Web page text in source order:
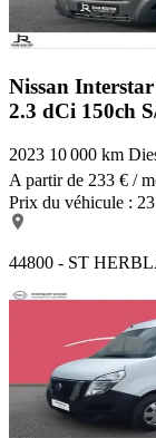
Nissan
2.3 dCi 150ch
2023 10 000 km
A partir de 233 € /
Prix du véhicule :
44800 - ST